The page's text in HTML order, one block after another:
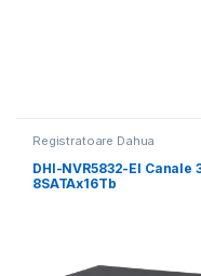
Registratoare Dahua
DHI-NVR5832-EI Canale
8SATAx16Tb